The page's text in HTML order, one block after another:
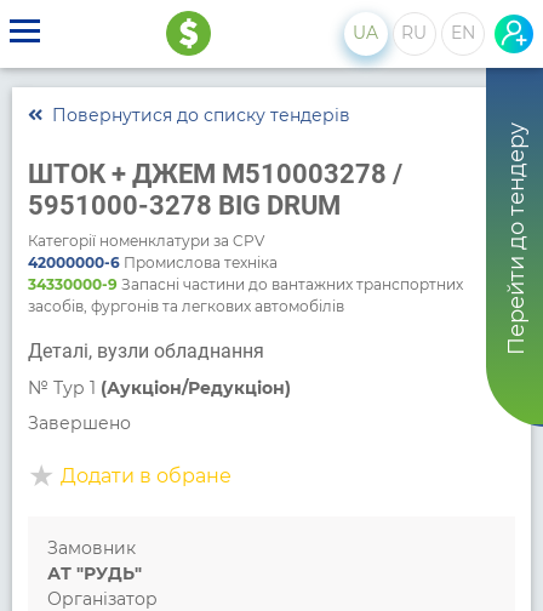
UA RU EN
Перейти до тендеру
Повернутися до списку тендерів
ШТОК + ДЖЕМ M510003278 /
5951000-3278 BIG DRUM
Категорії номенклатури за CPV
42000000-6Промислова техніка
34330000-9Запасні частини до вантажних транспортних
засобів, фургонів та легкових автомобілів
Деталі, вузли обладнання
№ Тур 1 (Аукціон/Редукціон)
Завершено
Додати в обране
Замовник
АТ "РУДЬ"
Організатор